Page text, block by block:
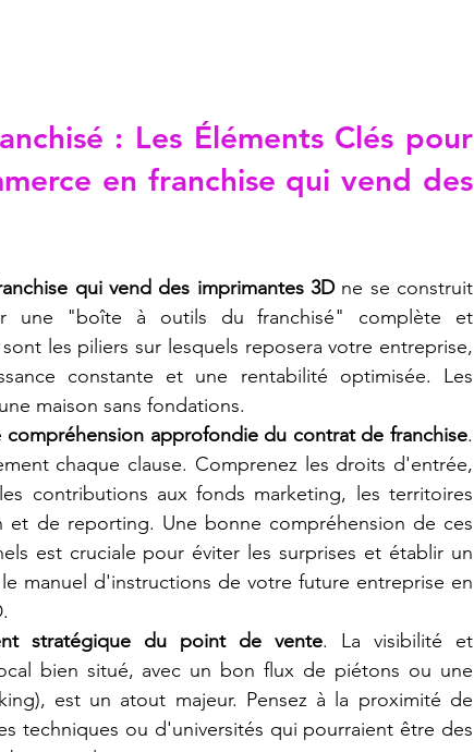
: Les Éléments Clés pour
en franchise qui vend des
qui vend des imprimantes 3D ne se construit
une "boîte à outils du franchisé" complète et
les piliers sur lesquels reposera votre entreprise,
constante et une rentabilité optimisée. Les
maison sans fondations.
compréhension approfondie du contrat de franchise.
chaque clause. Comprenez les droits d'entrée,
contributions aux fonds marketing, les territoires
et de reporting. Une bonne compréhension de ces
est cruciale pour éviter les surprises et établir un
manuel d'instructions de votre future entreprise en
stratégique du point de vente. La visibilité et
bien situé, avec un bon flux de piétons ou une
est un atout majeur. Pensez à la proximité de
techniques ou d'universités qui pourraient être des